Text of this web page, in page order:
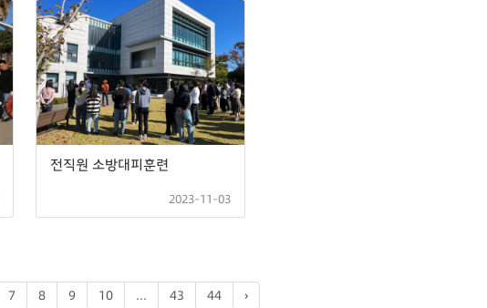
전직원 소방대피훈련
2023-11-03
7 8 9 10 ... 43 44 ›